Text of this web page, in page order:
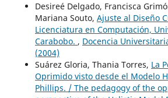
Desireé Delgado, Francisca
Mariana Souto, Ajuste al Diseño
Licenciatura en Computación,
Carabobo. , Docencia
(2004)
Suárez Gloria, Thania Torres, La
Oprimido visto desde el Modelo
Phillips. / The pedagogy of the